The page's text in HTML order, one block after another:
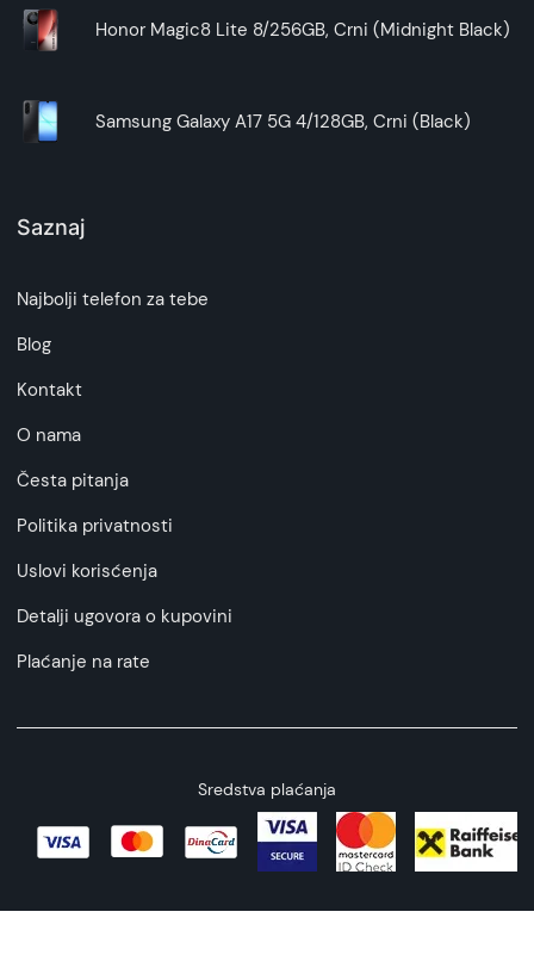
Honor Magic8 Lite 8/256GB, Crni (Midnight Black)
Samsung Galaxy A17 5G 4/128GB, Crni (Black)
Saznaj
Najbolji telefon za tebe
Blog
Kontakt
O nama
Česta pitanja
Politika privatnosti
Uslovi korisćenja
Detalji ugovora o kupovini
Plaćanje na rate
Sredstva plaćanja